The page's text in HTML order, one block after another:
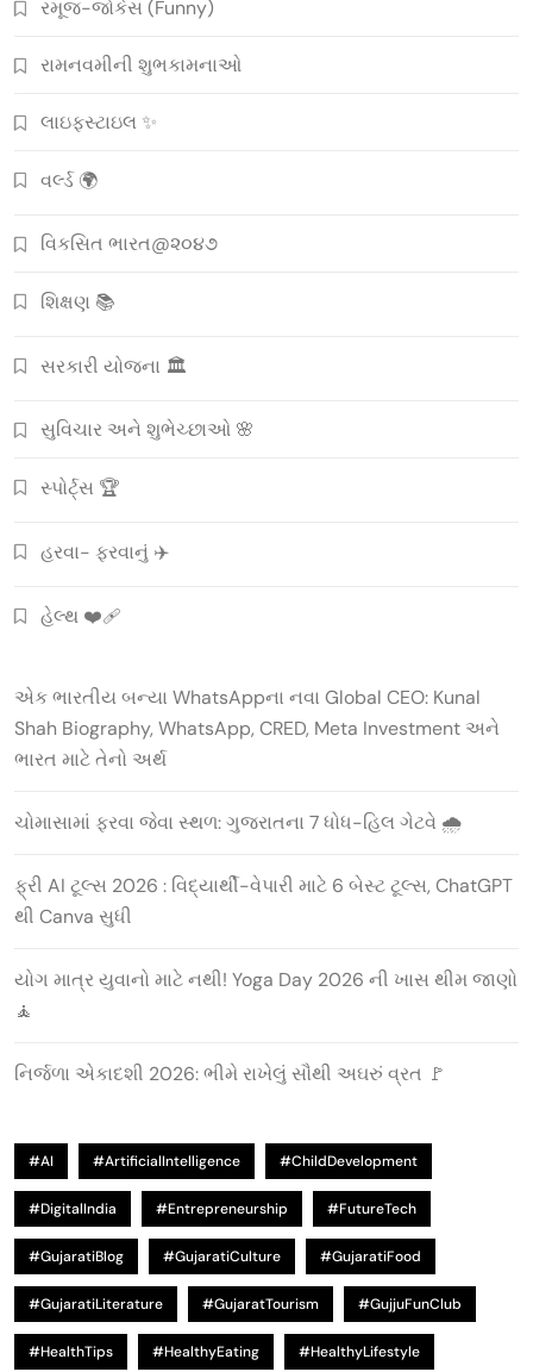
રમૂજ-જોકેસ (Funny)
રામનવમીની શુભકામનાઓ
લાઇફસ્ટાઇલ ✨
વર્લ્ડ 🌍
વિકસિત ભારત@૨૦૪૭
શિક્ષણ 📚
સરકારી યોજના 🏛️
સુવિચાર અને શુભેચ્છાઓ 🌸
સ્પોર્ટ્સ 🏆
હરવા- ફરવાનું ✈️
હેલ્થ ❤️‍🩹
એક ભારતીય બન્યા WhatsAppના નવા Global CEO: Kunal
Shah Biography, WhatsApp, CRED, Meta Investment અને
ભારત માટે તેનો અર્થ
ચોમાસામાં ફરવા જેવા સ્થળ: ગુજરાતના 7 ધોધ-હિલ ગેટવે 🌧️
ફ્રી AI ટૂલ્સ 2026 : વિદ્યાર્થી-વેપારી માટે 6 બેસ્ટ ટૂલ્સ, ChatGPT
થી Canva સુધી
યોગ માત્ર યુવાનો માટે નથી! Yoga Day 2026 ની ખાસ થીમ જાણો
🧘
નિર્જળા એકાદશી 2026: ભીમે રાખેલું સૌથી અઘરું વ્રત 🚩
#AI #ArtificialIntelligence #ChildDevelopment
#DigitalIndia #Entrepreneurship #FutureTech
#GujaratiBlog #GujaratiCulture #GujaratiFood
#GujaratiLiterature #GujaratTourism #GujjuFunClub
#HealthTips #HealthyEating #HealthyLifestyle